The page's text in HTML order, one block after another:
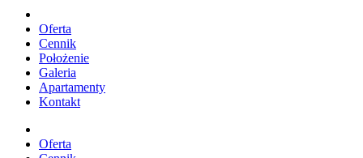
Oferta
Cennik
Położenie
Galeria
Apartamenty
Kontakt
Oferta